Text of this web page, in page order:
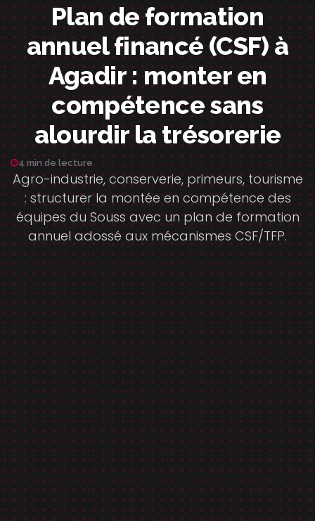
Plan de formation
annuel financé (CSF) à
Agadir : monter en
compétence sans
alourdir la trésorerie
4 min de lecture
Agro-industrie, conserverie, primeurs, tourisme
: structurer la montée en compétence des
équipes du Souss avec un plan de formation
annuel adossé aux mécanismes CSF/TFP.